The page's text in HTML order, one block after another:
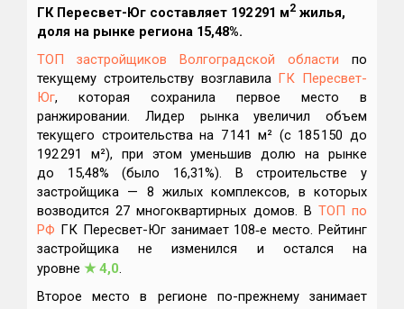
ГК Пересвет-Юг составляет 192 291 м2 жилья,
доля на рынке региона 15,48%.
ТОП застройщиков Волгоградской области по
текущему строительству возглавила ГК Пересвет-
Юг, которая сохранила первое место в
ранжировании. Лидер рынка увеличил объем
текущего строительства на 7 141 м² (с 185 150 до
192 291 м²), при этом уменьшив долю на рынке
до 15,48% (было 16,31%). В строительстве у
застройщика — 8 жилых комплексов, в которых
возводится 27 многоквартирных домов. В ТОП по
РФ ГК Пересвет-Юг занимает 108‑е место. Рейтинг
застройщика не изменился и остался на
уровне ★4,0.
Второе место в регионе по-прежнему занимает